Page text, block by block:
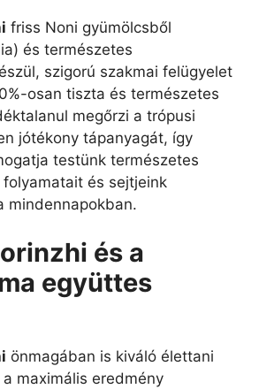
friss Noni gyümölcsből
és természetes
szigorú szakmai felügyelet
osan tiszta és természetes
megőrzi a trópusi
jótékony tápanyagát, így
testünk természetes
és sejtjeink
mindennapokban.
és a
együttes
önmagában is kiváló élettani
maximális eredmény